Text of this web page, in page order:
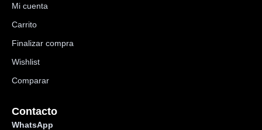
Mi cuenta
Carrito
Finalizar compra
Wishlist
Comparar
Contacto
WhatsApp